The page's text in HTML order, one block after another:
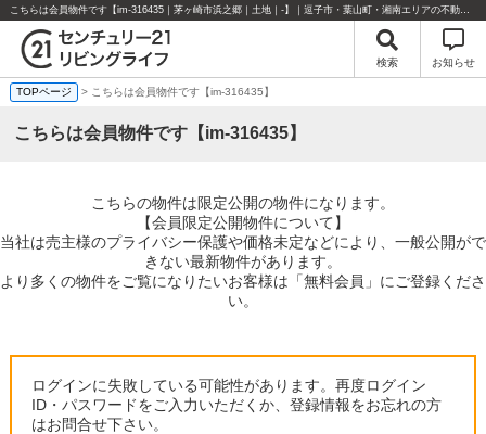
こちらは会員物件です【im-316435｜茅ヶ崎市浜之郷｜土地｜-】｜逗子市・葉山町・湘南エリアの不動産のことならセンチュリー21リビングライフにお任せください！
検索 お知らせ
TOPページ > こちらは会員物件です【im-316435】
こちらは会員物件です【im-316435】
こちらの物件は限定公開の物件になります。
【会員限定公開物件について】
当社は売主様のプライバシー保護や価格未定などにより、一般公開がで
きない最新物件があります。
より多くの物件をご覧になりたいお客様は「無料会員」にご登録くださ
い。
ログインに失敗している可能性があります。再度ログイン
ID・パスワードをご入力いただくか、登録情報をお忘れの方
はお問合せ下さい。